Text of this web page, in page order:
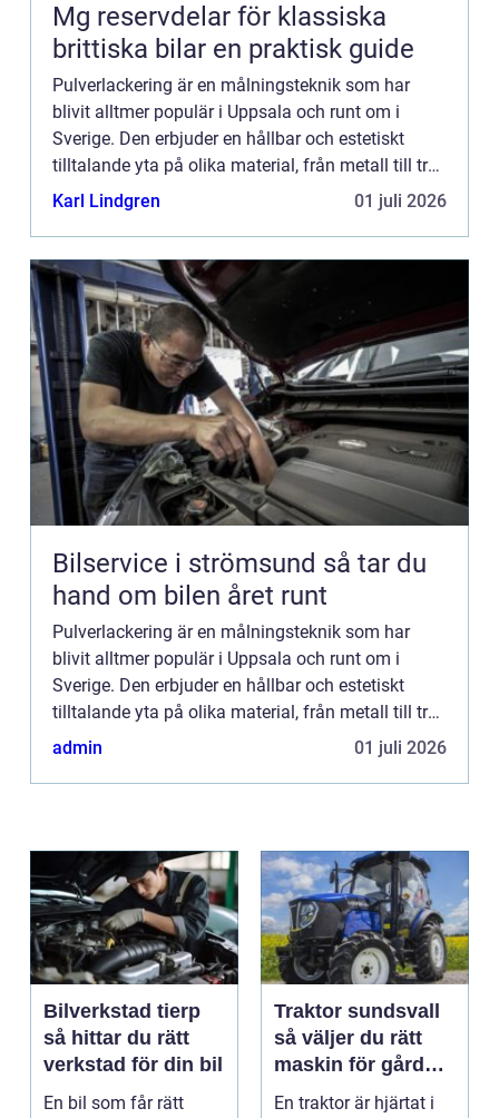
Mg reservdelar för klassiska
brittiska bilar en praktisk guide
Pulverlackering är en målningsteknik som har
blivit alltmer populär i Uppsala och runt om i
Sverige. Den erbjuder en hållbar och estetiskt
tilltalande yta på olika material, från metall till trä.
Denna artikel u...
Karl Lindgren 01 juli 2026
Bilservice i strömsund så tar du
hand om bilen året runt
Pulverlackering är en målningsteknik som har
blivit alltmer populär i Uppsala och runt om i
Sverige. Den erbjuder en hållbar och estetiskt
tilltalande yta på olika material, från metall till trä.
Denna artikel u...
admin 01 juli 2026
Bilverkstad tierp
så hittar du rätt
verkstad för din bil
En bil som får rätt
Traktor sundsvall
så väljer du rätt
maskin för gård
och skog
En traktor är hjärtat i